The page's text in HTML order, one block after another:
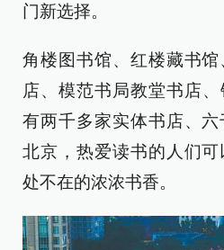
门新选择。
角楼图书馆、红楼藏书
店、模范书局教堂书店
有两千多家实体书店、
北京，热爱读书的人们
处不在的浓浓书香。